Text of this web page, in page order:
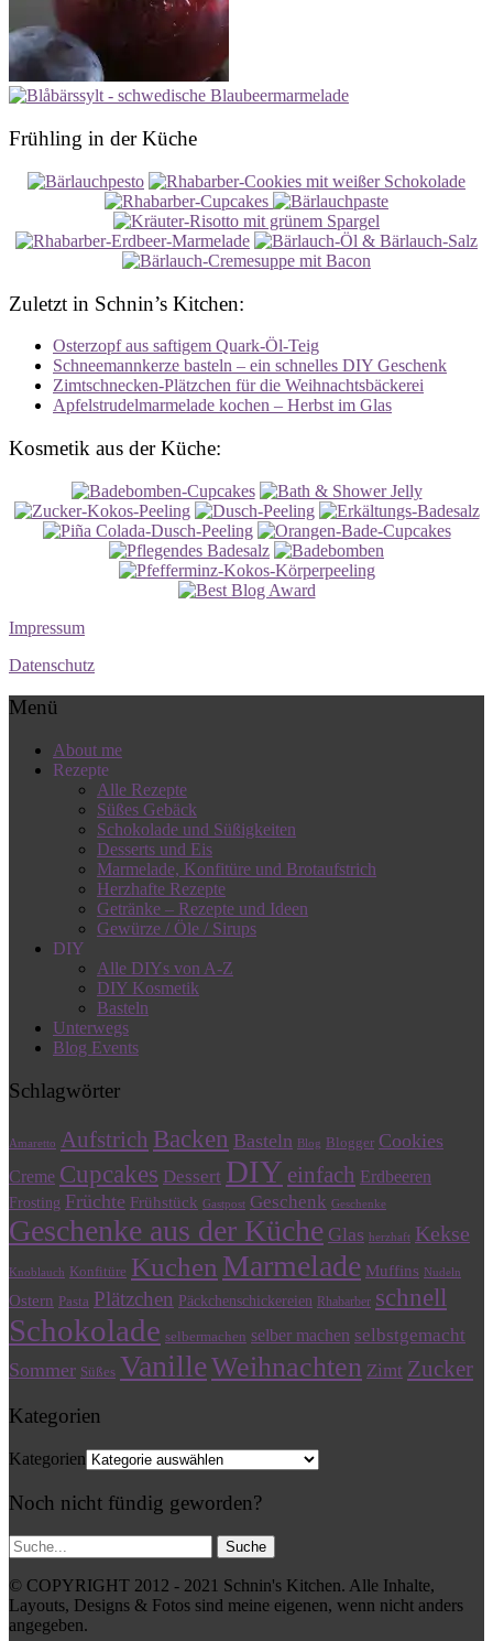
Frühling in der Küche
Zuletzt in Schnin’s Kitchen:
Osterzopf aus saftigem Quark-Öl-Teig
Schneemannkerze basteln – ein schnelles DIY Geschenk
Zimtschnecken-Plätzchen für die Weihnachtsbäckerei
Apfelstrudelmarmelade kochen – Herbst im Glas
Kosmetik aus der Küche:
Impressum
Datenschutz
Menü
About me
Rezepte
Alle Rezepte
Süßes Gebäck
Schokolade und Süßigkeiten
Desserts und Eis
Marmelade, Konfitüre und Brotaufstrich
Herzhafte Rezepte
Getränke – Rezepte und Ideen
Gewürze / Öle / Sirups
DIY
Alle DIYs von A-Z
DIY Kosmetik
Basteln
Unterwegs
Blog Events
Schlagwörter
Amaretto Aufstrich Backen Basteln Blog Blogger Cookies
Creme Cupcakes Dessert DIY einfach Erdbeeren
Frosting Früchte Frühstück Gastpost Geschenk Geschenke
Geschenke aus der Küche Glas herzhaft Kekse
Knoblauch Konfitüre Kuchen Marmelade Muffins Nudeln
Ostern Pasta Plätzchen Päckchenschickereien Rhabarber schnell
Schokolade selbermachen selber machen selbstgemacht
Sommer Süßes VanilleWeihnachten Zimt Zucker
Kategorien
Kategorien
Noch nicht fündig geworden?
© COPYRIGHT 2012 - 2021 Schnin's Kitchen. Alle Inhalte,
Layouts, Designs & Fotos sind meine eigenen, wenn nicht anders
angegeben.